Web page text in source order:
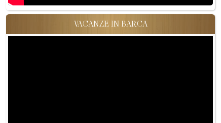
VACANZE IN BARCA